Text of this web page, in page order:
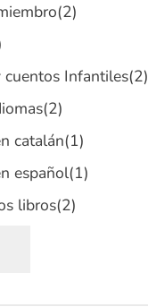
(2)
cuentos Infantiles(2)
(2)
catalán(1)
español(1)
libros(2)